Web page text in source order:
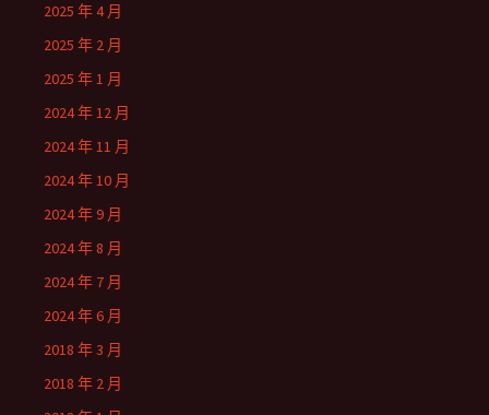
2025 年 4 月
2025 年 2 月
2025 年 1 月
2024 年 12 月
2024 年 11 月
2024 年 10 月
2024 年 9 月
2024 年 8 月
2024 年 7 月
2024 年 6 月
2018 年 3 月
2018 年 2 月